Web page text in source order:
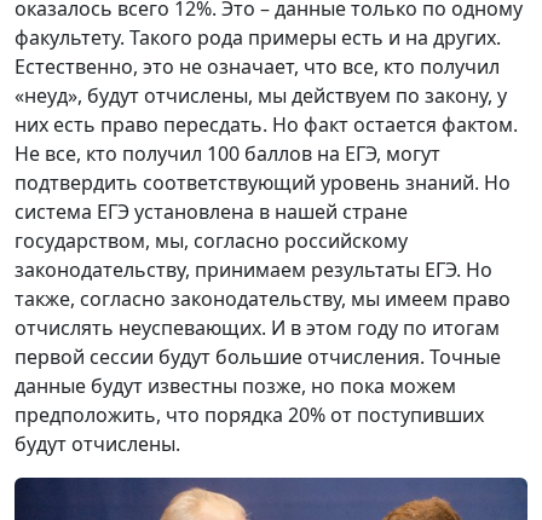
оказалось всего 12%. Это – данные только по одному
факультету. Такого рода примеры есть и на других.
Естественно, это не означает, что все, кто получил
«неуд», будут отчислены, мы действуем по закону, у
них есть право пересдать. Но факт остается фактом.
Не все, кто получил 100 баллов на ЕГЭ, могут
подтвердить соответствующий уровень знаний. Но
система ЕГЭ установлена в нашей стране
государством, мы, согласно российскому
законодательству, принимаем результаты ЕГЭ. Но
также, согласно законодательству, мы имеем право
отчислять неуспевающих. И в этом году по итогам
первой сессии будут большие отчисления. Точные
данные будут известны позже, но пока можем
предположить, что порядка 20% от поступивших
будут отчислены.